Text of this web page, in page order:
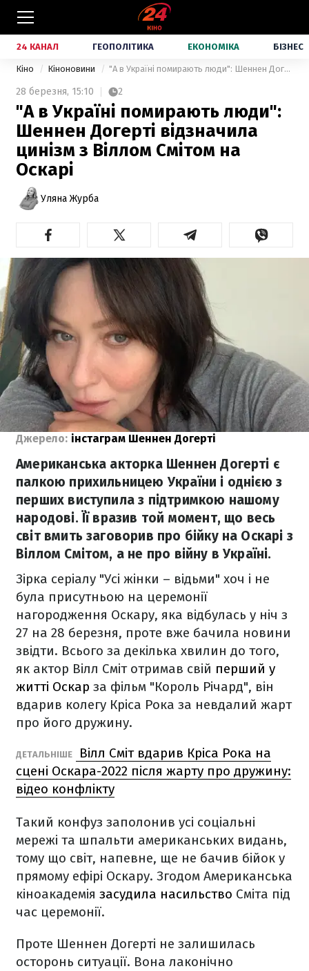
24 КАНАЛ ГЕОПОЛІТИКА ЕКОНОМІКА БІЗНЕС
Кіно Кіноновини "А в Україні помирають люди": Шеннен Догерті відзначила цинізм з Віллом Смітом на Оскарі
28 березня, 15:10 2
"А в Україні помирають люди":
Шеннен Догерті відзначила
цинізм з Віллом Смітом на
Оскарі
Уляна Журба
Джерело: інстаграм Шеннен Догерті
Американська акторка Шеннен Догерті є
палкою прихильницею України і однією з
перших виступила з підтримкою нашому
народові. Її вразив той момент, що весь
світ вмить заговорив про бійку на Оскарі з
Віллом Смітом, а не про війну в Україні.
Зірка серіалу "Усі жінки – відьми" хоч і не
була присутньою на церемонії
нагородження Оскару, яка відбулась у ніч з
27 на 28 березня, проте вже бачила новини
звідти. Всього за декілька хвилин до того,
як актор Вілл Сміт отримав свій перший у
житті Оскар за фільм "Король Річард", він
вдарив колегу Кріса Рока за невдалий жарт
про його дружину.
ДЕТАЛЬНІШЕ
Вілл Сміт вдарив Кріса Рока на
сцені Оскара-2022 після жарту про дружину:
відео конфлікту
Такий конфуз заполонив усі соціальні
мережі та шпальти американських видань,
тому що світ, напевне, ще не бачив бійок у
прямому ефірі Оскару. Згодом Американська
кіноакадемія засудила насильство Сміта під
час церемонії.
Проте Шеннен Догерті не залишилась
осторонь ситуації. Вона лаконічно